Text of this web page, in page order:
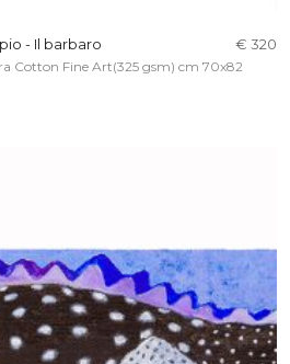
- Il barbaro € 320
Cotton Fine Art(325 gsm) cm 70x82